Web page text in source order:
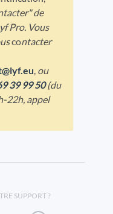
de
Pro. Vous
contacter
, ou
39 99 50(du
22h, appel
SUPPORT ?